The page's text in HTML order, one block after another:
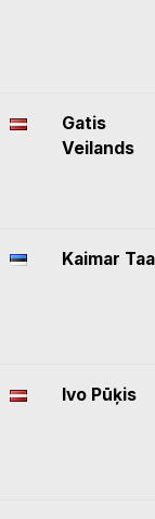
Gatis
Veilands
Kaimar
Ivo Pūķis